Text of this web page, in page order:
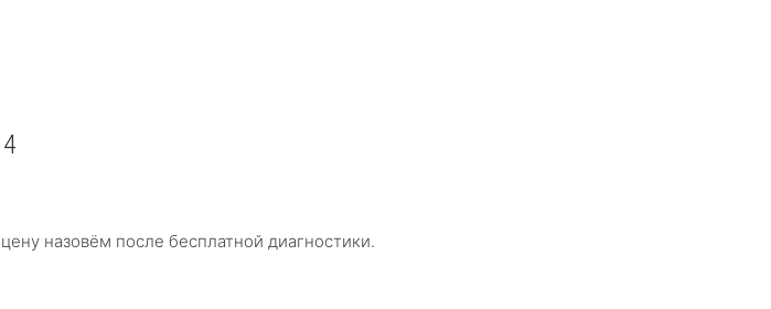
назовём после бесплатной диагностики.